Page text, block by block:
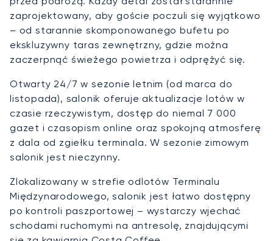
zaprojektowany, aby goście poczuli się wyjątkowo
– od starannie skomponowanego bufetu po
ekskluzywny taras zewnętrzny, gdzie można
zaczerpnąć świeżego powietrza i odprężyć się.
Otwarty 24/7 w sezonie letnim (od marca do
listopada), salonik oferuje aktualizacje lotów w
czasie rzeczywistym, dostęp do niemal 7 000
gazet i czasopism online oraz spokojną atmosferę
z dala od zgiełku terminala. W sezonie zimowym
salonik jest nieczynny.
Zlokalizowany w strefie odlotów Terminalu
Międzynarodowego, salonik jest łatwo dostępny
po kontroli paszportowej – wystarczy wjechać
schodami ruchomymi na antresolę, znajdującymi